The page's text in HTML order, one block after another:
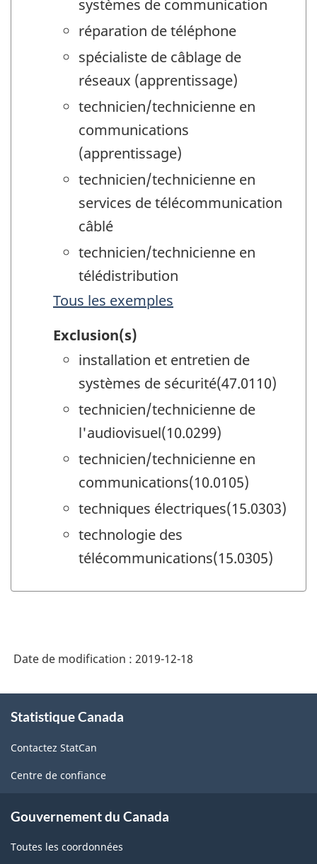
systèmes de communication
réparation de téléphone
spécialiste de câblage de
réseaux (apprentissage)
technicien/technicienne en
communications
(apprentissage)
technicien/technicienne en
services de télécommunication
câblé
technicien/technicienne en
télédistribution
Tous les exemples
Exclusion(s)
installation et entretien de
systèmes de sécurité(47.0110)
technicien/technicienne de
l'audiovisuel(10.0299)
technicien/technicienne en
communications(10.0105)
techniques électriques(15.0303)
technologie des
télécommunications(15.0305)
Date de modification : 2019-12-18
propos
ce
site
Statistique Canada
Contactez StatCan
Centre de confiance
Gouvernement du Canada
Toutes les coordonnées